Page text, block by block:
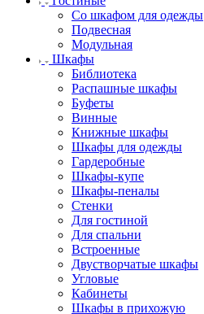
Со шкафом для одежды
Подвесная
Модульная
Шкафы
Библиотека
Распашные шкафы
Буфеты
Винные
Книжные шкафы
Шкафы для одежды
Гардеробные
Шкафы-купе
Шкафы-пеналы
Стенки
Для гостиной
Для спальни
Встроенные
Двустворчатые шкафы
Угловые
Кабинеты
Шкафы в прихожую